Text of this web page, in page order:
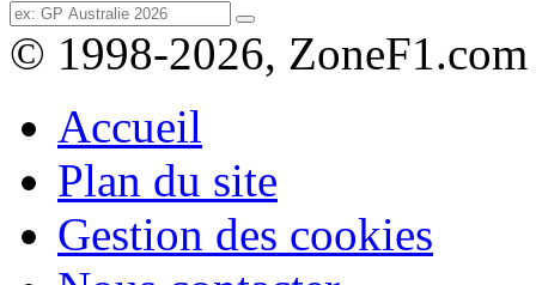
© 1998-2026, ZoneF1.com
Accueil
Plan du site
Gestion des cookies